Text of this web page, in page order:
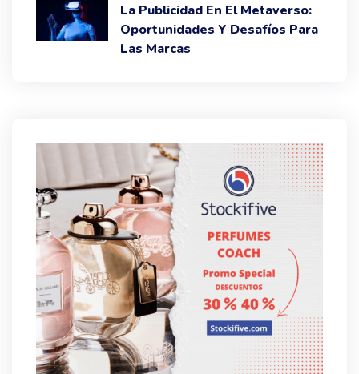
La Publicidad En El Metaverso:
Oportunidades Y Desafíos Para
Las Marcas